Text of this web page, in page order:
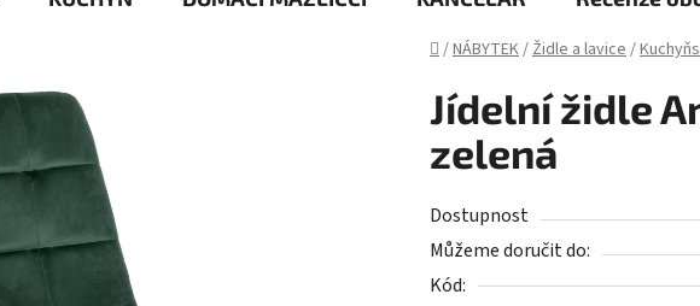
Domů
/NÁBYTEK/Židle a lavice/
Jídelní židle
zelená
Dostupnost
Můžeme doručit do:
Kód: